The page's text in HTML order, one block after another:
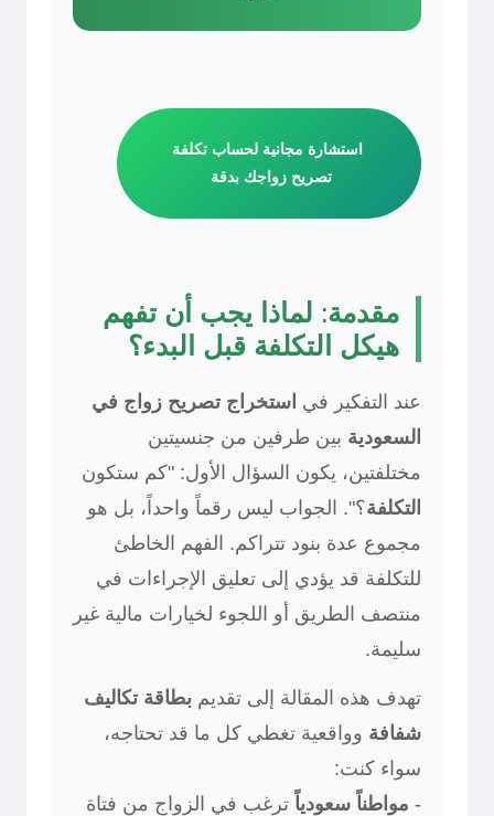
استشارة مجانية لحساب تكلفة
تصريح زواجك بدقة
مقدمة: لماذا يجب أن تفهم
هيكل التكلفة قبل البدء؟
عند التفكير في استخراج تصريح زواج في
السعودية بين طرفين من جنسيتين
مختلفتين، يكون السؤال الأول: "كم ستكون
التكلفة؟". الجواب ليس رقماً واحداً، بل هو
مجموع عدة بنود تتراكم. الفهم الخاطئ
للتكلفة قد يؤدي إلى تعليق الإجراءات في
منتصف الطريق أو اللجوء لخيارات مالية غير
سليمة.
تهدف هذه المقالة إلى تقديم بطاقة تكاليف
شفافة وواقعية تغطي كل ما قد تحتاجه،
سواء كنت:
- مواطناً سعودياً ترغب في الزواج من فتاة